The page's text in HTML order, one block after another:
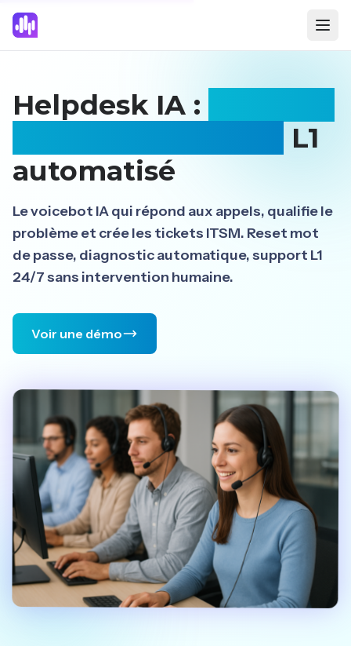
Français
English
Helpdesk IA :
L1
automatisé
Le voicebot IA qui répond aux appels, qualifie le
problème et crée les tickets ITSM. Reset mot
de passe, diagnostic automatique, support L1
24/7 sans intervention humaine.
Voir une démo